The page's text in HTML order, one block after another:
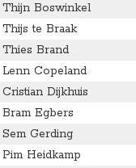
Thijn Boswinkel
Thijs te Braak
Thies Brand
Lenn Copeland
Cristian Dijkhuis
Bram Egbers
Sem Gerding
Pim Heidkamp